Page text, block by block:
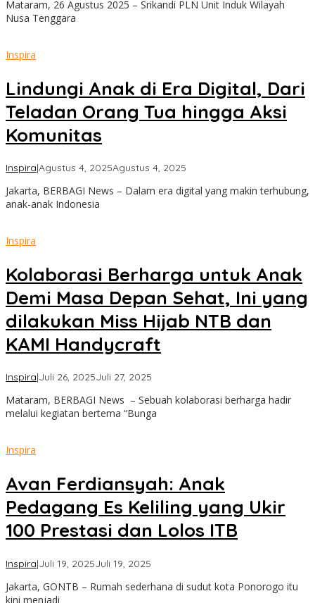
Mataram, 26 Agustus 2025 – Srikandi PLN Unit Induk Wilayah
Nusa Tenggara
Inspira
Lindungi Anak di Era Digital, Dari
Teladan Orang Tua hingga Aksi
Komunitas
Inspira|Agustus 4, 2025Agustus 4, 2025
Sahid
Jakarta, BERBAGI News – Dalam era digital yang makin terhubung,
anak-anak Indonesia
Inspira
Kolaborasi Berharga untuk Anak
Demi Masa Depan Sehat, Ini yang
dilakukan Miss Hijab NTB dan
KAMI Handycraft
Inspira|Juli 26, 2025Juli 27, 2025
Sahid
Wiadi
Mataram, BERBAGI News – Sebuah kolaborasi berharga hadir
melalui kegiatan bertema “Bunga
Inspira
Avan Ferdiansyah: Anak
Pedagang Es Keliling yang Ukir
100 Prestasi dan Lolos ITB
Inspira|Juli 19, 2025Juli 19, 2025
Sahid
Jakarta, GONTB – Rumah sederhana di sudut kota Ponorogo itu
kini menjadi